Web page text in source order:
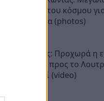
ενδιαφέρον του κόσμου
στην παραλία (photos)
Προαστιακός: Προχωρά η
της γραμμής προς το
νέοι σταθμοί (video)